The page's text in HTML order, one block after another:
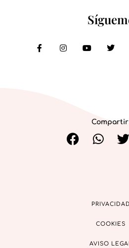
PRIVACIDAD
COOKIES
AVISO LEGAL